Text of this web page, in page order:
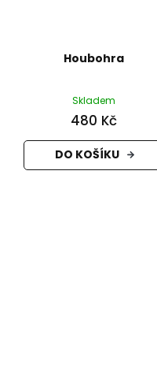
Houbohra
Skladem
480 Kč
DO KOŠÍKU